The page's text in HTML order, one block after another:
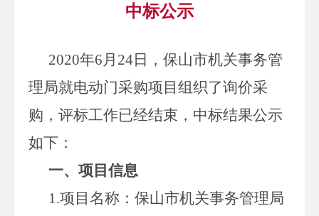
中标公示
2020年6月24日，保山市机关事务管
理局就电动门采购项目组织了询价采
购，评标工作已经结束，中标结果公示
如下：
一、项目 信息
1.项目名称：保山市机关事务管理局